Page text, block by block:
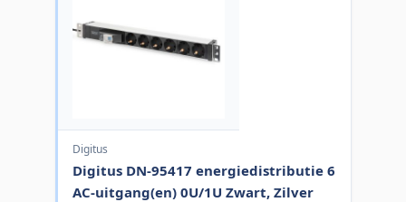
Digitus
Digitus DN-95417 energiedistributie 6
AC-uitgang(en) 0U/1U Zwart, Zilver